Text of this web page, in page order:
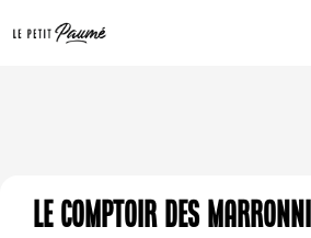
Le Comptoir des